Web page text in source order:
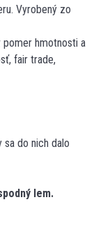
Vyrobený zo
hmotnosti a
fair trade,
sa do nich dalo
lem.